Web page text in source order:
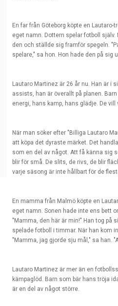
En far från Göteborg köpte en
eget namn. Dottern spelar fotboll själv.
den och ställde sig framför spegeln.
spelare," sa hon. Hon hade den på sig
Lautaro Martinez är 26 år nu. Han är i
assists, han är överallt på planen.
energi, hans kamp, hans glädje. De vill
När man söker efter " Billiga Lautaro
att köpa det dyraste märket. Det
som en del av något. Att få känna sig
blir för små. De slits, de rivs, de blir
varje säsong är inte hållbart för de
En mamma från Malmö köpte en
eget namn. Sonen hade inte ens bett
"Mamma, den här är min!" Han tog på
spelade fotboll i timmar. När han kom
"Mamma, jag gjorde sju mål," sa han.
Lautaro Martinez är mer än en
kämpaglöd. Barn som bär hans tröja
är en del av något större.